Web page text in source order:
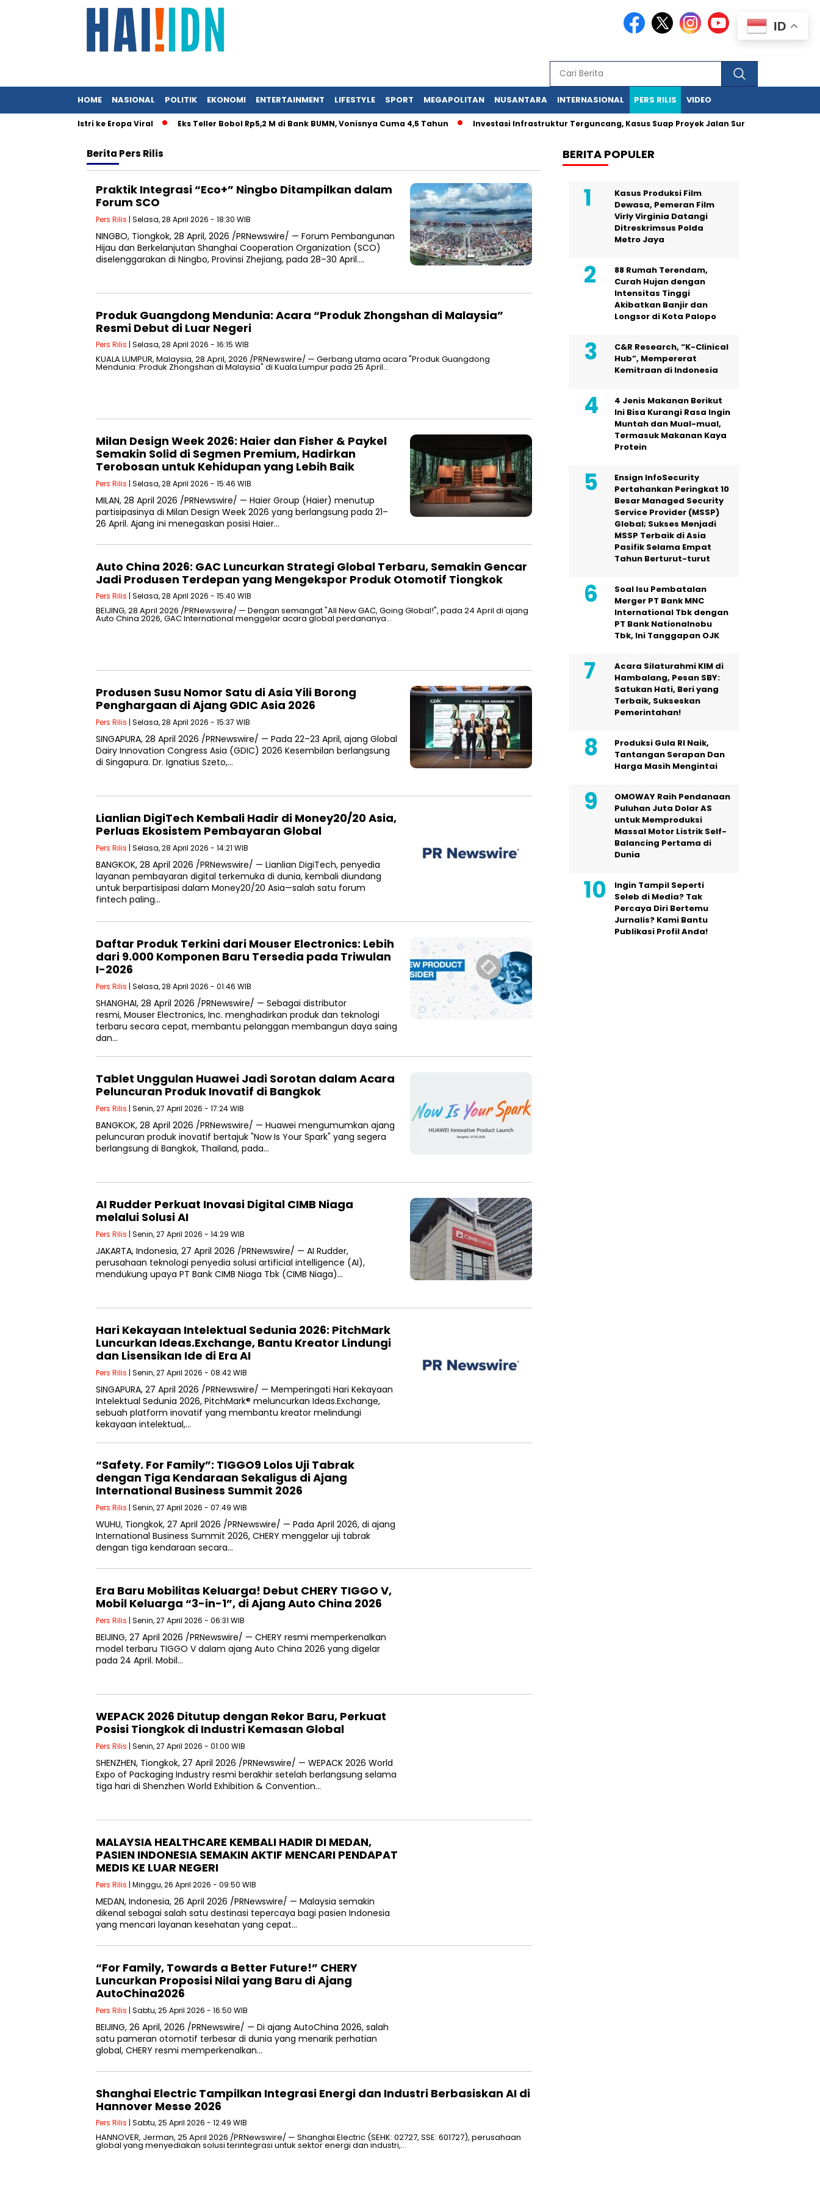
HOME NASIONAL POLITIK EKONOMI ENTERTAINMENT LIFESTYLE SPORT MEGAPOLITAN NUSANTARA INTERNASIONAL PERS RILIS VIDEO
Usai Surat Istri ke Eropa Viral Eks Teller Bobol Rp5,2 M di Bank BUMN, Vonisnya Cuma 4,5 Tahun Investasi Infrastruktur Terguncang, Kasus Suap Proyek Jalan Sumut Meluas
Berita Pers Rilis
Praktik Integrasi “Eco+” Ningbo Ditampilkan dalam
Forum SCO
Pers Rilis | Selasa, 28 April 2026 - 18:30 WIB
NINGBO, Tiongkok, 28 April, 2026 /PRNewswire/ — Forum Pembangunan
Hijau dan Berkelanjutan Shanghai Cooperation Organization (SCO)
diselenggarakan di Ningbo, Provinsi Zhejiang, pada 28–30 April….
Produk Guangdong Mendunia: Acara “Produk Zhongshan di Malaysia”
Resmi Debut di Luar Negeri
Pers Rilis | Selasa, 28 April 2026 - 16:15 WIB
KUALA LUMPUR, Malaysia, 28 April, 2026 /PRNewswire/ — Gerbang utama acara "Produk Guangdong
Mendunia: Produk Zhongshan di Malaysia" di Kuala Lumpur pada 25 April…
Milan Design Week 2026: Haier dan Fisher & Paykel
Semakin Solid di Segmen Premium, Hadirkan
Terobosan untuk Kehidupan yang Lebih Baik
Pers Rilis | Selasa, 28 April 2026 - 15:46 WIB
MILAN, 28 April 2026 /PRNewswire/ — Haier Group (Haier) menutup
partisipasinya di Milan Design Week 2026 yang berlangsung pada 21–
26 April. Ajang ini menegaskan posisi Haier…
Auto China 2026: GAC Luncurkan Strategi Global Terbaru, Semakin Gencar
Jadi Produsen Terdepan yang Mengekspor Produk Otomotif Tiongkok
Pers Rilis | Selasa, 28 April 2026 - 15:40 WIB
BEIJING, 28 April 2026 /PRNewswire/ — Dengan semangat "All New GAC, Going Global!", pada 24 April di ajang
Auto China 2026, GAC International menggelar acara global perdananya…
Produsen Susu Nomor Satu di Asia Yili Borong
Penghargaan di Ajang GDIC Asia 2026
Pers Rilis | Selasa, 28 April 2026 - 15:37 WIB
SINGAPURA, 28 April 2026 /PRNewswire/ — Pada 22–23 April, ajang Global
Dairy Innovation Congress Asia (GDIC) 2026 Kesembilan berlangsung
di Singapura. Dr. Ignatius Szeto,…
Lianlian DigiTech Kembali Hadir di Money20/20 Asia,
Perluas Ekosistem Pembayaran Global
Pers Rilis | Selasa, 28 April 2026 - 14:21 WIB
BANGKOK, 28 April 2026 /PRNewswire/ — Lianlian DigiTech, penyedia
layanan pembayaran digital terkemuka di dunia, kembali diundang
untuk berpartisipasi dalam Money20/20 Asia—salah satu forum
fintech paling…
Daftar Produk Terkini dari Mouser Electronics: Lebih
dari 9.000 Komponen Baru Tersedia pada Triwulan
I-2026
Pers Rilis | Selasa, 28 April 2026 - 01:46 WIB
SHANGHAI, 28 April 2026 /PRNewswire/ — Sebagai distributor
resmi, Mouser Electronics, Inc. menghadirkan produk dan teknologi
terbaru secara cepat, membantu pelanggan membangun daya saing
dan…
Tablet Unggulan Huawei Jadi Sorotan dalam Acara
Peluncuran Produk Inovatif di Bangkok
Pers Rilis | Senin, 27 April 2026 - 17:24 WIB
BANGKOK, 28 April 2026 /PRNewswire/ — Huawei mengumumkan ajang
peluncuran produk inovatif bertajuk "Now Is Your Spark" yang segera
berlangsung di Bangkok, Thailand, pada…
AI Rudder Perkuat Inovasi Digital CIMB Niaga
melalui Solusi AI
Pers Rilis | Senin, 27 April 2026 - 14:29 WIB
JAKARTA, Indonesia, 27 April 2026 /PRNewswire/ — AI Rudder,
perusahaan teknologi penyedia solusi artificial intelligence (AI),
mendukung upaya PT Bank CIMB Niaga Tbk (CIMB Niaga)…
Hari Kekayaan Intelektual Sedunia 2026: PitchMark
Luncurkan Ideas.Exchange, Bantu Kreator Lindungi
dan Lisensikan Ide di Era AI
Pers Rilis | Senin, 27 April 2026 - 08:42 WIB
SINGAPURA, 27 April 2026 /PRNewswire/ — Memperingati Hari Kekayaan
Intelektual Sedunia 2026, PitchMark® meluncurkan Ideas.Exchange,
sebuah platform inovatif yang membantu kreator melindungi
kekayaan intelektual,…
“Safety. For Family”: TIGGO9 Lolos Uji Tabrak
dengan Tiga Kendaraan Sekaligus di Ajang
International Business Summit 2026
Pers Rilis | Senin, 27 April 2026 - 07:49 WIB
WUHU, Tiongkok, 27 April 2026 /PRNewswire/ — Pada April 2026, di ajang
International Business Summit 2026, CHERY menggelar uji tabrak
dengan tiga kendaraan secara…
Era Baru Mobilitas Keluarga! Debut CHERY TIGGO V,
Mobil Keluarga “3-in-1”, di Ajang Auto China 2026
Pers Rilis | Senin, 27 April 2026 - 06:31 WIB
BEIJING, 27 April 2026 /PRNewswire/ — CHERY resmi memperkenalkan
model terbaru TIGGO V dalam ajang Auto China 2026 yang digelar
pada 24 April. Mobil…
WEPACK 2026 Ditutup dengan Rekor Baru, Perkuat
Posisi Tiongkok di Industri Kemasan Global
Pers Rilis | Senin, 27 April 2026 - 01:00 WIB
SHENZHEN, Tiongkok, 27 April 2026 /PRNewswire/ — WEPACK 2026 World
Expo of Packaging Industry resmi berakhir setelah berlangsung selama
tiga hari di Shenzhen World Exhibition & Convention…
MALAYSIA HEALTHCARE KEMBALI HADIR DI MEDAN,
PASIEN INDONESIA SEMAKIN AKTIF MENCARI PENDAPAT
MEDIS KE LUAR NEGERI
Pers Rilis | Minggu, 26 April 2026 - 09:50 WIB
MEDAN, Indonesia, 26 April 2026 /PRNewswire/ — Malaysia semakin
dikenal sebagai salah satu destinasi tepercaya bagi pasien Indonesia
yang mencari layanan kesehatan yang cepat…
“For Family, Towards a Better Future!” CHERY
Luncurkan Proposisi Nilai yang Baru di Ajang
AutoChina2026
Pers Rilis | Sabtu, 25 April 2026 - 16:50 WIB
BEIJING, 26 April, 2026 /PRNewswire/ — Di ajang AutoChina 2026, salah
satu pameran otomotif terbesar di dunia yang menarik perhatian
global, CHERY resmi memperkenalkan…
Shanghai Electric Tampilkan Integrasi Energi dan Industri Berbasiskan AI di
Hannover Messe 2026
Pers Rilis | Sabtu, 25 April 2026 - 12:49 WIB
HANNOVER, Jerman, 25 April 2026 /PRNewswire/ — Shanghai Electric (SEHK: 02727, SSE: 601727), perusahaan
global yang menyediakan solusi terintegrasi untuk sektor energi dan industri,…
BERITA POPULER
Kasus Produksi Film
Dewasa, Pemeran Film
Virly Virginia Datangi
Ditreskrimsus Polda
Metro Jaya
88 Rumah Terendam,
Curah Hujan dengan
Intensitas Tinggi
Akibatkan Banjir dan
Longsor di Kota Palopo
C&R Research, “K-Clinical
Hub”, Mempererat
Kemitraan di Indonesia
4 Jenis Makanan Berikut
Ini Bisa Kurangi Rasa Ingin
Muntah dan Mual-mual,
Termasuk Makanan Kaya
Protein
Ensign InfoSecurity
Pertahankan Peringkat 10
Besar Managed Security
Service Provider (MSSP)
Global; Sukses Menjadi
MSSP Terbaik di Asia
Pasifik Selama Empat
Tahun Berturut-turut
Soal Isu Pembatalan
Merger PT Bank MNC
International Tbk dengan
PT Bank Nationalnobu
Tbk, Ini Tanggapan OJK
Acara Silaturahmi KIM di
Hambalang, Pesan SBY:
Satukan Hati, Beri yang
Terbaik, Sukseskan
Pemerintahan!
Produksi Gula RI Naik,
Tantangan Serapan Dan
Harga Masih Mengintai
OMOWAY Raih Pendanaan
Puluhan Juta Dolar AS
untuk Memproduksi
Massal Motor Listrik Self-
Balancing Pertama di
Dunia
Ingin Tampil Seperti
Seleb di Media? Tak
Percaya Diri Bertemu
Jurnalis? Kami Bantu
Publikasi Profil Anda!
ID